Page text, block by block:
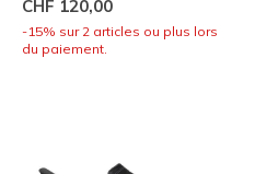
CHF 120,00
-15% sur 2 articles ou plus lors
du paiement.